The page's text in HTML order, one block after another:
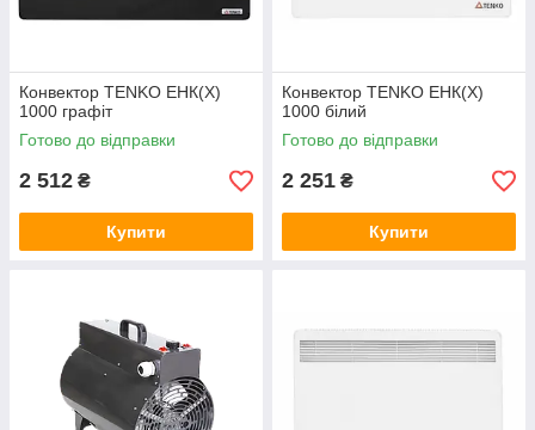
Конвектор TENKO ЕНК(Х)
1000 графіт
Готово до відправки
2 512 ₴
Купити
Конвектор TENKO ЕНК(Х)
1000 білий
Готово до відправки
2 251 ₴
Купити